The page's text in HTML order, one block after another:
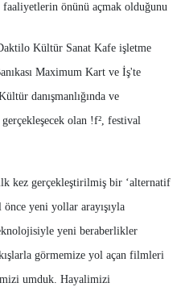
önünü açmak olduğunu
Kültür Sanat Kafe işletme
Maximum Kart ve İş'te
danışmanlığında ve
gerçekleşecek olan !f², festival
kez gerçekleştirilmiş bir ‘alternatif
önce yeni yollar arayışıyla
yeni beraberlikler
görmemize yol açan filmleri
umduk. Hayalimizi